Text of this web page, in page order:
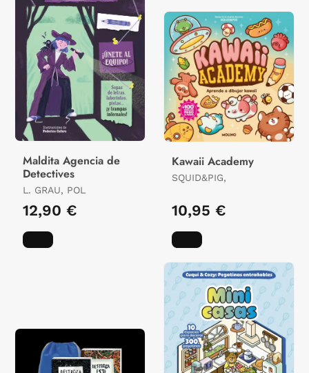
Maldita Agencia de
Detectives
L. GRAU, POL
12,90 €
Kawaii Academy
SQUID&PIG,
10,95 €